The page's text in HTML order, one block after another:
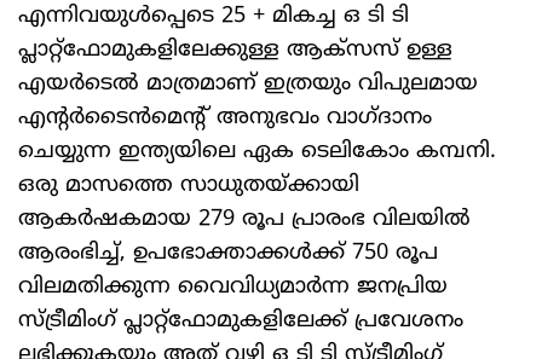
എന്നിവയുൾപ്പെടെ 25 + മികച്ച ഒ ടി ടി
പ്ലാറ്റ്ഫോമുകളിലേക്കുള്ള ആക്സസ് ഉള്ള
എയർടെൽ മാത്രമാണ് ഇത്രയും വിപുലമായ
എന്റർടൈൻമെന്റ് അനുഭവം വാഗ്ദാനം
ചെയ്യുന്ന ഇന്ത്യയിലെ ഏക ടെലികോം കമ്പനി.
ഒരു മാസത്തെ സാധുതയ്ക്കായി
ആകർഷകമായ 279 രൂപ പ്രാരംഭ വിലയിൽ
ആരംഭിച്ച്, ഉപഭോക്താക്കൾക്ക് 750 രൂപ
വിലമതിക്കുന്ന വൈവിധ്യമാർന്ന ജനപ്രിയ
സ്ട്രീമിംഗ് പ്ലാറ്റ്ഫോമുകളിലേക്ക് പ്രവേശനം